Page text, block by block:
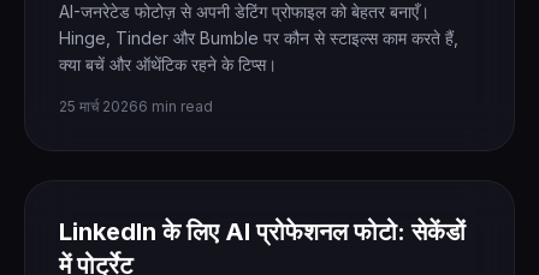
AI-जनरेटेड फोटोज़ से अपनी डेटिंग प्रोफाइल को बेहतर बनाएँ।
Hinge, Tinder और Bumble पर कौन से स्टाइल्स काम करते हैं,
क्या बचें और ऑथेंटिक रहने के टिप्स।
25 मार्च 20266 min read
LinkedIn के लिए AI प्रोफेशनल फोटो: सेकेंडों
में पोर्ट्रेट